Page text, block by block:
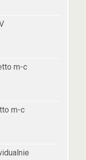
m-c
m-c